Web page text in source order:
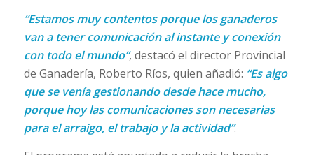
“Estamos muy contentos porque los ganaderos
van a tener comunicación al instante y conexión
con todo el mundo”, destacó el director Provincial
de Ganadería, Roberto Ríos, quien añadió: “Es algo
que se venía gestionando desde hace mucho,
porque hoy las comunicaciones son necesarias
para el arraigo, el trabajo y la actividad”.